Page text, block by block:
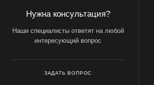
Нужна консультация?
Наши специалисты ответят на любой
интересующий вопрос
ЗАДАТЬ ВОПРОС